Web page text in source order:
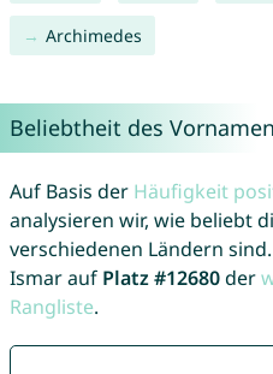
Archimedes
Beliebtheit des
Auf Basis der Häufigkeit
analysieren wir, wie beliebt
verschiedenen Ländern
Ismar auf Platz #12680der
Rangliste.